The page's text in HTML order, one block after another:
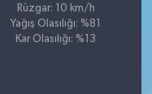
Rüzgar: 10 km/h
Yağış Olasılığı: %81
Kar Olasılığı: %13